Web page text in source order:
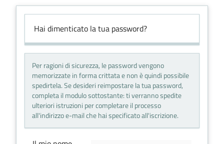
Nord
Amministrazione
Novità
Hai dimenticato la tua password?
Per ragioni di sicurezza, le password vengono
memorizzate in forma crittata e non è quindi possibile
spedirtela. Se desideri reimpostare la tua password,
completa il modulo sottostante: ti verranno spedite
ulteriori istruzioni per completare il processo
all'indirizzo e-mail che hai specificato all'iscrizione.